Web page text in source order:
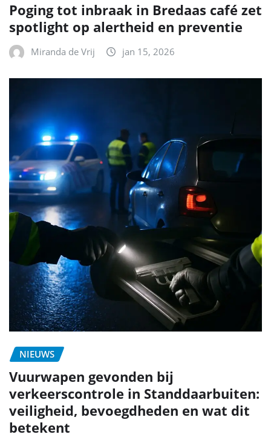
Poging tot inbraak in Bredaas café zet
spotlight op alertheid en preventie
Miranda de Vrij jan 15, 2026
NIEUWS
Vuurwapen gevonden bij
verkeerscontrole in Standdaarbuiten:
veiligheid, bevoegdheden en wat dit
betekent